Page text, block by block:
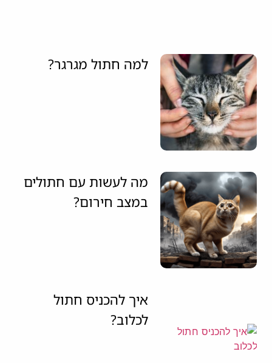
למה חתול מגרגר?
מה לעשות עם חתולים
במצב חירום?
איך להכניס חתול
לכלוב?